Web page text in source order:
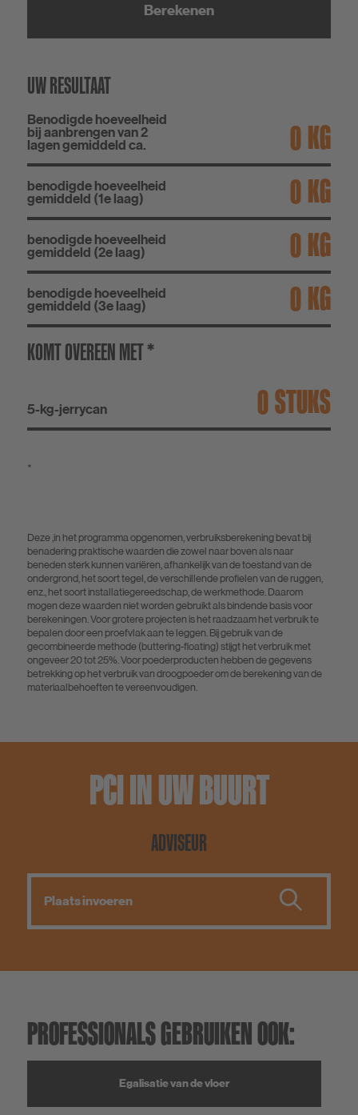
Berekenen
UW RESULTAAT
Benodigde hoeveelheid
bij aanbrengen van 2
lagen gemiddeld ca. KG
benodigde hoeveelheid
gemiddeld (1e laag) KG
benodigde hoeveelheid
gemiddeld (2e laag) KG
benodigde hoeveelheid
gemiddeld (3e laag) KG
KOMT OVEREEN MET *
5-kg-jerrycan STUKS
*
Deze ,in het programma opgenomen, verbruiksberekening bevat bij
benadering praktische waarden die zowel naar boven als naar
beneden sterk kunnen variëren, afhankelijk van de toestand van de
ondergrond, het soort tegel, de verschillende profielen van de ruggen,
enz., het soort installatiegereedschap, de werkmethode. Daarom
mogen deze waarden niet worden gebruikt als bindende basis voor
berekeningen. Voor grotere projecten is het raadzaam het verbruik te
bepalen door een proefvlak aan te leggen. Bij gebruik van de
gecombineerde methode (buttering-floating) stijgt het verbruik met
ongeveer 20 tot 25%. Voor poederproducten hebben de gegevens
betrekking op het verbruik van droogpoeder om de berekening van de
materiaalbehoeften te vereenvoudigen.
PCI IN UW BUURT
ADVISEUR
PROFESSIONALS GEBRUIKEN OOK:
Egalisatie van de vloer